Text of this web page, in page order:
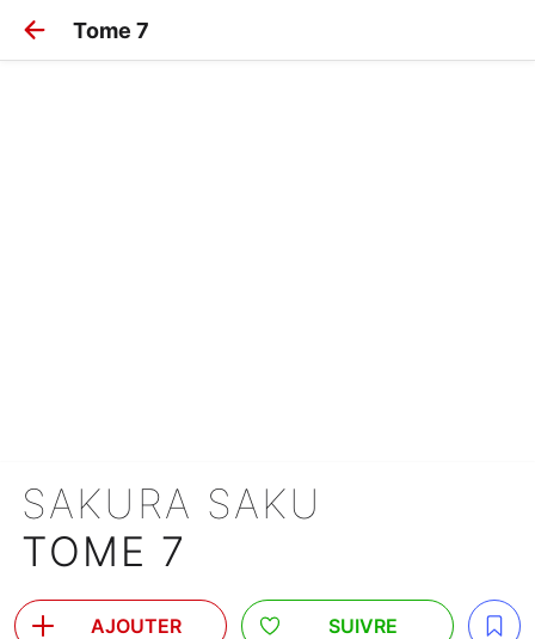
Tome 7
SAKURA SAKU
TOME 7
AJOUTER SUIVRE